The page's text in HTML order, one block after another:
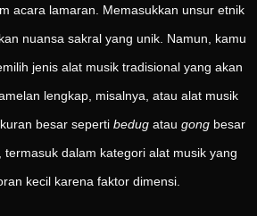
acara lamaran. Memasukkan unsur etnik
nuansa sakral yang unik. Namun, kamu
jenis alat musik tradisional yang akan
lengkap, misalnya, atau alat musik
besar seperti bedug atau gong besar
dalam kategori alat musik yang
kecil karena faktor dimensi.